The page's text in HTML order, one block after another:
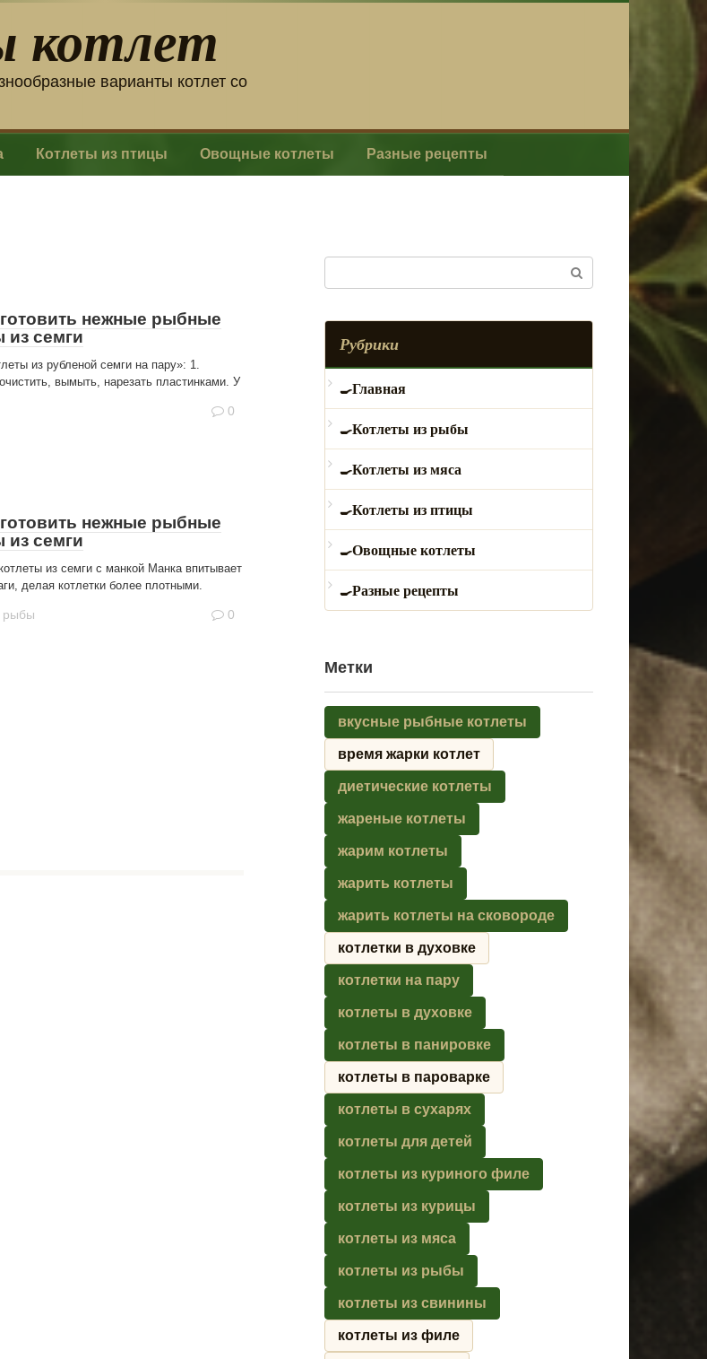
котлет
варианты котлет со
Котлеты из птицы Овощные котлеты Разные рецепты
нежные рыбные
из семги
из рубленой семги на пару»: 1.
вымыть, нарезать пластинками. У
0
нежные рыбные
из семги
из семги с манкой Манка впитывает
делая котлетки более плотными.
рыбы 0
Рубрики
Главная
Котлеты из рыбы
Котлеты из мяса
Котлеты из птицы
Овощные котлеты
Разные рецепты
Метки
вкусные рыбные котлеты
время жарки котлет
диетические котлеты
жареные котлеты
жарим котлеты
жарить котлеты
жарить котлеты на сковороде
котлетки в духовке
котлетки на пару
котлеты в духовке
котлеты в панировке
котлеты в пароварке
котлеты в сухарях
котлеты для детей
котлеты из куриного филе
котлеты из курицы
котлеты из мяса
котлеты из рыбы
котлеты из свинины
котлеты из филе